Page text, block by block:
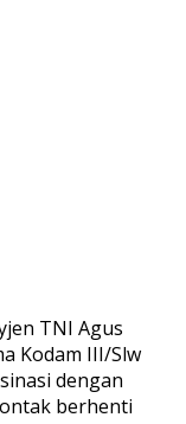
TNI Agus
Kodam III/Slw
dengan
berhenti